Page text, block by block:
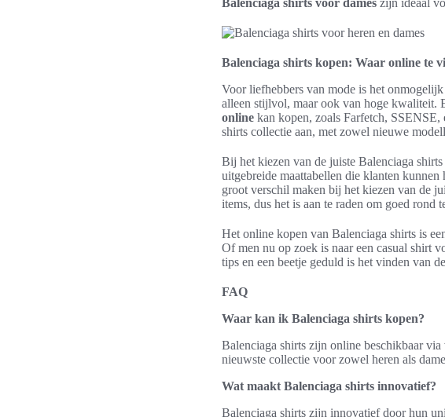
Balenciaga shirts voor dames zijn ideaal
Balenciaga shirts kopen: Waar online te
Voor liefhebbers van mode is het
alleen stijlvol, maar ook van hoge kwaliteit.
online kan kopen, zoals Farfetch,
shirts collectie aan, met zowel nieuwe
Bij het kiezen van de juiste Balenciaga
uitgebreide maattabellen die klanten
groot verschil maken bij het kiezen van de
items, dus het is aan te raden om goed rond
Het online kopen van Balenciaga shirts is
Of men nu op zoek is naar een casual shirt
tips en een beetje geduld is het vinden van
FAQ
Waar kan ik Balenciaga shirts kopen?
Balenciaga shirts zijn online beschikbaar
nieuwste collectie voor zowel heren als
Wat maakt Balenciaga shirts innovatief?
Balenciaga shirts zijn innovatief door hun